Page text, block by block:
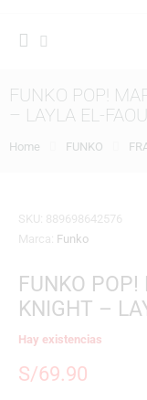
FUNKO POP!
– LAYLA EL-
Home FUNKO
SKU: 889698642576
Marca: Funko
FUNKO
KNIGHT –
Hay existencias
S/69.90